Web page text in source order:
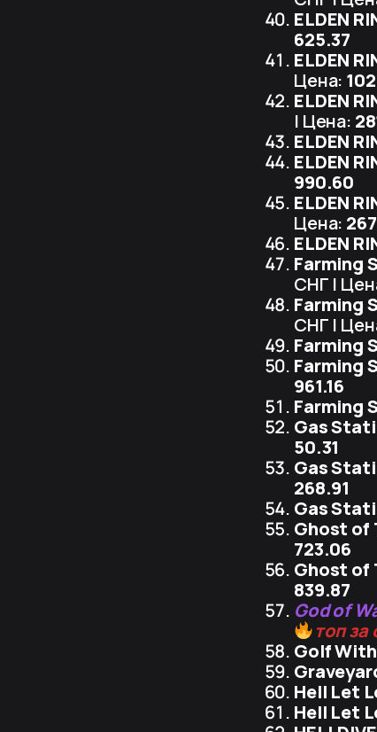
ELDEN
625.37
ELDEN
Цена:
ELDEN
| Цена:
ELDEN
ELDEN
990.60
ELDEN
Цена:
ELDEN
Farming
СНГ |
Farming
СНГ |
Farming
Farming
961.16
Farming
Gas
50.31
Gas
268.91
Gas
Ghost of
723.06
Ghost of
839.87
God of
топ за
Golf With
Hell Let
Hell Let